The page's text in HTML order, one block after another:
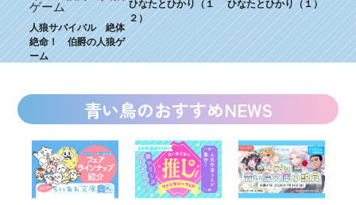
人狼サバイバル 絶体
絶命！ 伯爵の人狼ゲ
ーム
ひなたとひかり（１
２）
ひなたとひかり（１）
青い鳥のおすすめNEWS